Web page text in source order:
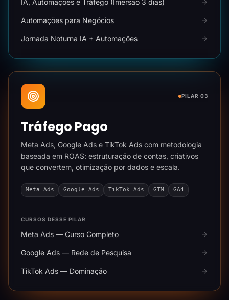
Automações para Negócios
Jornada Noturna IA + Automações
PILAR 03
Tráfego Pago
Meta Ads, Google Ads e TikTok Ads com metodologia
baseada em ROAS: estruturação de contas, criativos
que convertem, otimização por dados e escala.
Meta Ads Google Ads TikTok Ads GTM GA4
CURSOS DESSE PILAR
Meta Ads — Curso Completo
Google Ads — Rede de Pesquisa
TikTok Ads — Dominação